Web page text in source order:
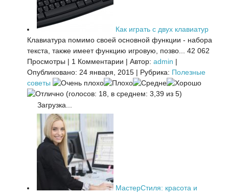
Как играть с двух клавиатур
Клавиатура помимо своей основной функции - набора
текста, также имеет функцию игровую, позво...
42 062
Просмотры | 1 Комментарии | Автор: admin |
Опубликовано: 24 января, 2015 | Рубрика: Полезные
советы
(голосов: 18, в среднем: 3,39 из 5)
Загрузка...
МастерСтиля: красота и